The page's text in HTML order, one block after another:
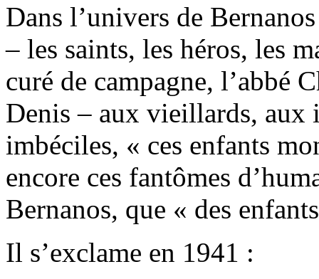
Dans l’univers de
– les saints, les héros, les
curé de campagne, l’abbé
Denis – aux vieillards, aux
imbéciles, « ces enfants
encore ces fantômes
Bernanos, que « des
Il s’exclame en 1941 :